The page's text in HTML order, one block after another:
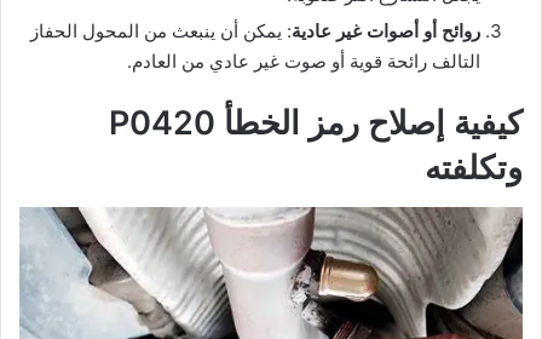
روائح أو أصوات غير عادية: يمكن أن ينبعث من المحول الحفاز
التالف رائحة قوية أو صوت غير عادي من العادم.
كيفية إصلاح رمز الخطأ P0420
وتكلفته